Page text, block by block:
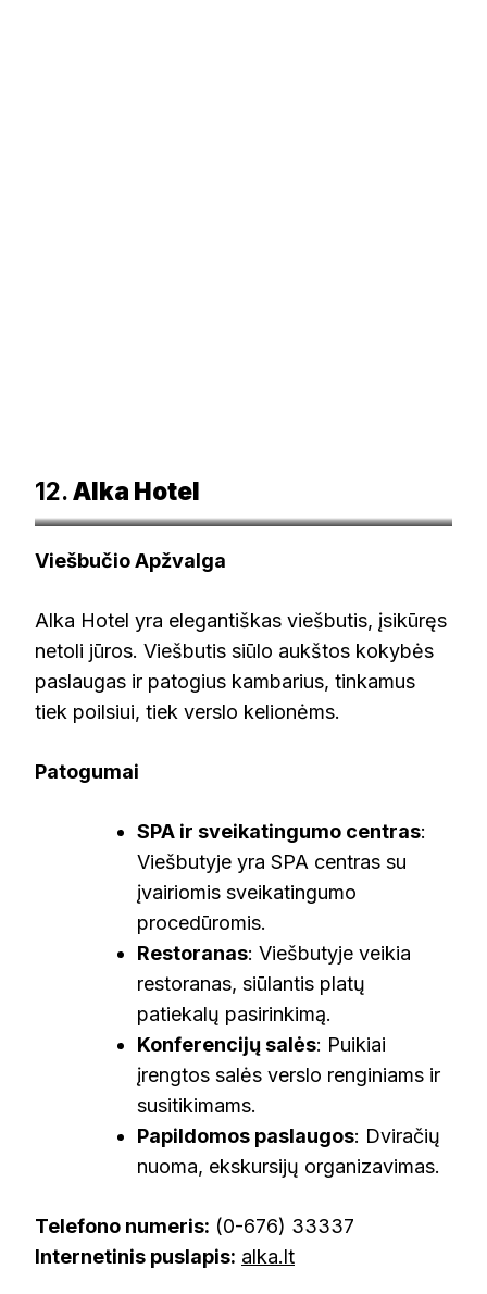
12.Alka Hotel
Viešbučio Apžvalga
Alka Hotel yra elegantiškas viešbutis, įsikūręs
netoli jūros. Viešbutis siūlo aukštos kokybės
paslaugas ir patogius kambarius, tinkamus
tiek poilsiui, tiek verslo kelionėms.
Patogumai
SPA ir sveikatingumo centras:
Viešbutyje yra SPA centras su
įvairiomis sveikatingumo
procedūromis.
Restoranas: Viešbutyje veikia
restoranas, siūlantis platų
patiekalų pasirinkimą.
Konferencijų salės: Puikiai
įrengtos salės verslo renginiams ir
susitikimams.
Papildomos paslaugos: Dviračių
nuoma, ekskursijų organizavimas.
Telefono numeris: (0-676) 33337
Internetinis puslapis: alka.lt